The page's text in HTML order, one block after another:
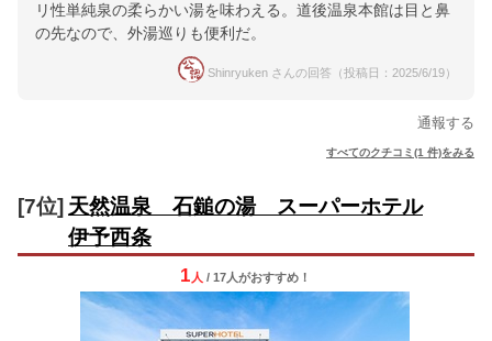
リ性単純泉の柔らかい湯を味わえる。道後温泉本館は目と鼻
の先なので、外湯巡りも便利だ。
Shinryuken さんの回答（投稿日：2025/6/19）
通報する
すべてのクチコミ(1 件)をみる
[7位] 天然温泉 石鎚の湯 スーパーホテル
伊予西条
1 人 / 17人がおすすめ！